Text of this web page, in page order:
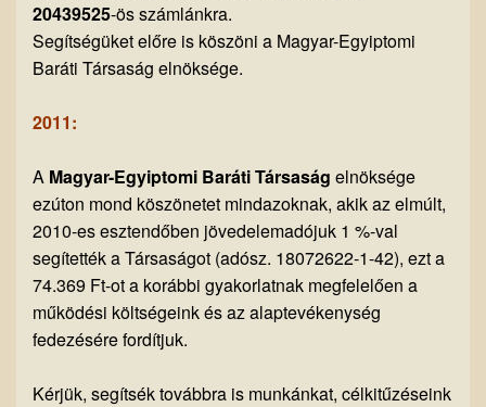
20439525-ös számlánkra.
Segítségüket előre is köszöni a Magyar-Egyiptomi
Baráti Társaság elnöksége.
2011:
A Magyar-Egyiptomi Baráti Társaság elnöksége
ezúton mond köszönetet mindazoknak, akik az elmúlt,
2010-es esztendőben jövedelemadójuk 1 %-val
segítették a Társaságot (adósz. 18072622-1-42), ezt a
74.369 Ft-ot a korábbi gyakorlatnak megfelelően a
működési költségeink és az alaptevékenység
fedezésére fordítjuk.
Kérjük, segítsék továbbra is munkánkat, célkitűzéseink